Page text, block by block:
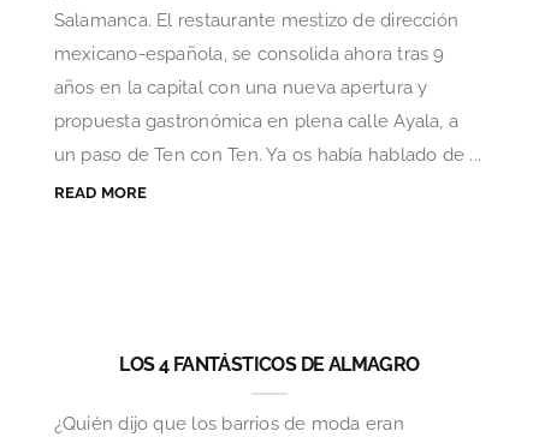
Salamanca. El restaurante mestizo de dirección
mexicano-española, se consolida ahora tras 9
años en la capital con una nueva apertura y
propuesta gastronómica en plena calle Ayala, a
un paso de Ten con Ten. Ya os había hablado de ...
READ MORE
LOS 4 FANTÁSTICOS DE ALMAGRO
¿Quién dijo que los barrios de moda eran